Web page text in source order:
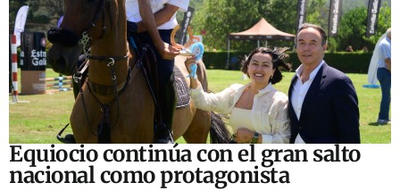
Equiocio continúa con el gran salto
nacional como protagonista